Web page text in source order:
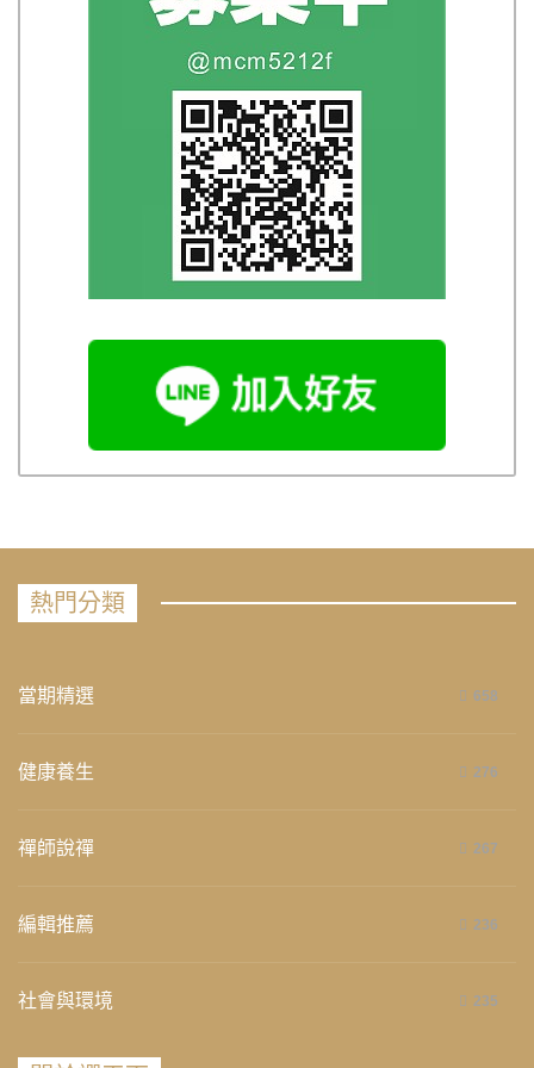
熱門分類
當期精選 658
健康養生 276
禪師說禪 267
編輯推薦 236
社會與環境 235